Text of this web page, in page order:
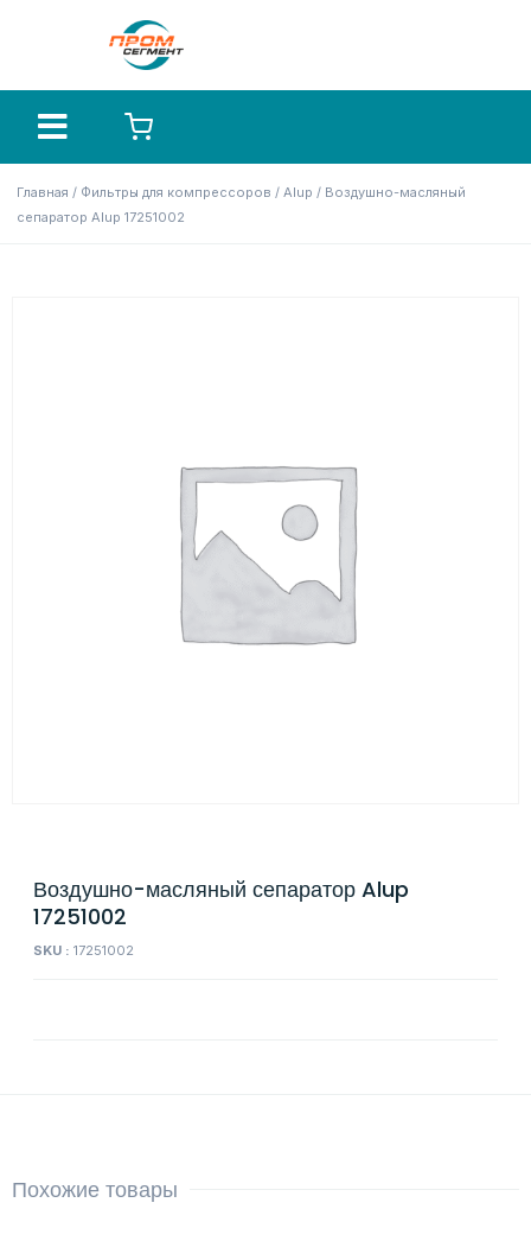
Главная / Фильтры для компрессоров / Alup / Воздушно-масляный
сепаратор Alup 17251002
Воздушно-масляный сепаратор Alup
17251002
SKU : 17251002
Похожие товары